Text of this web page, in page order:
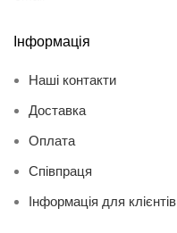
Інформація
Наші контакти
Доставка
Оплата
Співпраця
Інформація для клієнтів